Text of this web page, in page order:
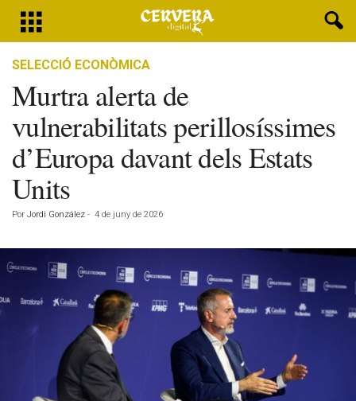
SELECCIÓ ECONÒMICA
Murtra alerta de
vulnerabilitats perillosíssimes
d’Europa davant dels Estats
Units
Por Jordi González - 4 de juny de 2026